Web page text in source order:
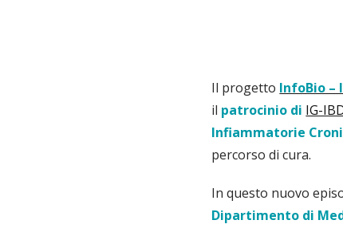
Il progetto InfoBio –
il patrocinio di IG-
Infiammatorie
percorso di cura.
In questo nuovo
Dipartimento di